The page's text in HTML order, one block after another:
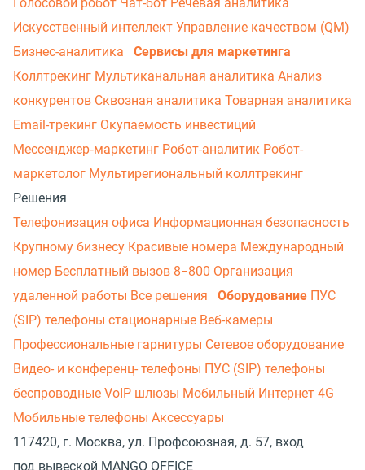
Искусственный интеллект Управление качеством (QM)
Бизнес-аналитика
Сервисы для маркетинга
Коллтрекинг Мультиканальная аналитика Анализ
конкурентов Сквозная аналитика Товарная аналитика
Email-трекинг Окупаемость инвестиций
Мессенджер‑маркетинг Робот-аналитик Робот-
маркетолог Мультирегиональный коллтрекинг
Решения
Телефонизация офиса Информационная безопасность
Крупному бизнесу Красивые номера Международный
номер Бесплатный вызов 8−800 Организация
удаленной работы Все решения Оборудование ПУС
(SIP) телефоны стационарные Веб-камеры
Профессиональные гарнитуры Сетевое оборудование
Видео- и конференц- телефоны ПУС (SIP) телефоны
беспроводные VoIP шлюзы Мобильный Интернет 4G
Мобильные телефоны Аксессуары
117420, г. Москва, ул. Профсоюзная, д. 57, вход
под вывеской MANGO OFFICE